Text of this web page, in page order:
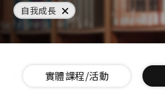
自我成長
實體課程/活動